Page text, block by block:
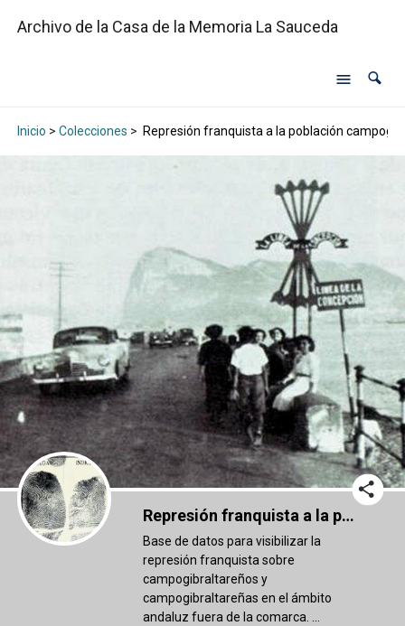
Archivo de la Casa de la Memoria La Sauceda
Inicio > Colecciones > Represión franquista a la población
Represión franquista a la población campogibraltareña en Andalucía (1936-1955)
Base de datos para visibilizar la
represión franquista sobre
campogibraltareños y
campogibraltareñas en el ámbito
andaluz fuera de la comarca.